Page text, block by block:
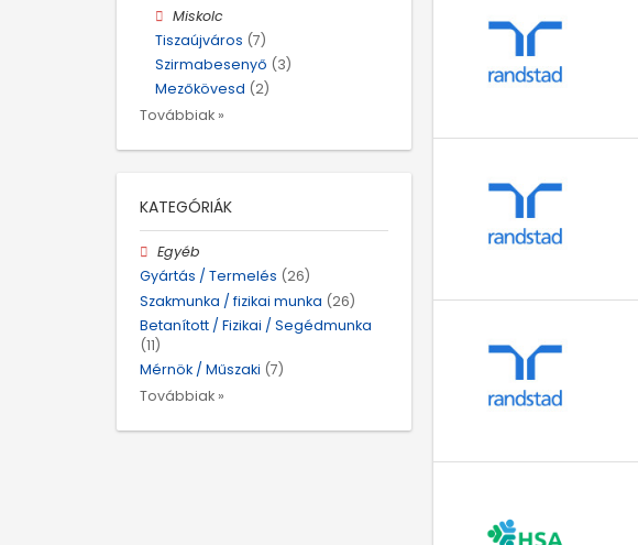
Miskolc
Tiszaújváros (7)
Szirmabesenyő (3)
Mezőkövesd (2)
Továbbiak »
KATEGÓRIÁK
Egyéb
Gyártás / Termelés (26)
Szakmunka / fizikai munka (26)
Betanított / Fizikai / Segédmunka
(11)
Mérnök / Műszaki (7)
Továbbiak »